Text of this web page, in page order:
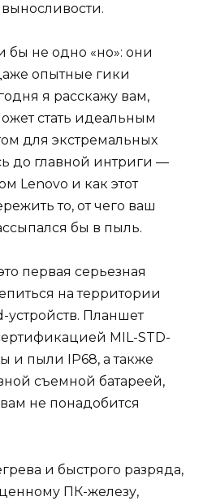
бы не одно «но»: они
опытные гики
я расскажу вам,
стать идеальным
для экстремальных
до главной интриги —
Lenovo и как этот
то, от чего ваш
бы в пыль.
первая серьезная
на территории
Планшет
MIL-STD-
и пыли IP68, а также
съемной батареей,
не понадобится
и быстрого разряда,
ПК-железу,